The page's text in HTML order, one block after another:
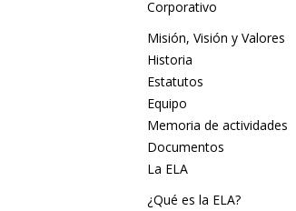
Corporativo
Misión, Visión y Valores
Historia
Estatutos
Equipo
Memoria de actividades
Documentos
La ELA
¿Qué es la ELA?